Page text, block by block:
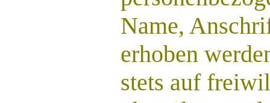
Name,
erhoben
stets auf